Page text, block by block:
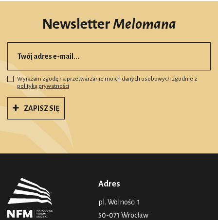
NewsletterMelomana
Wyrażam zgodę na przetwarzanie moich danych osobowych zgodnie z
polityką prywatności
ZAPISZ SIĘ
Adres
pl. Wolności 1
50-071 Wrocław